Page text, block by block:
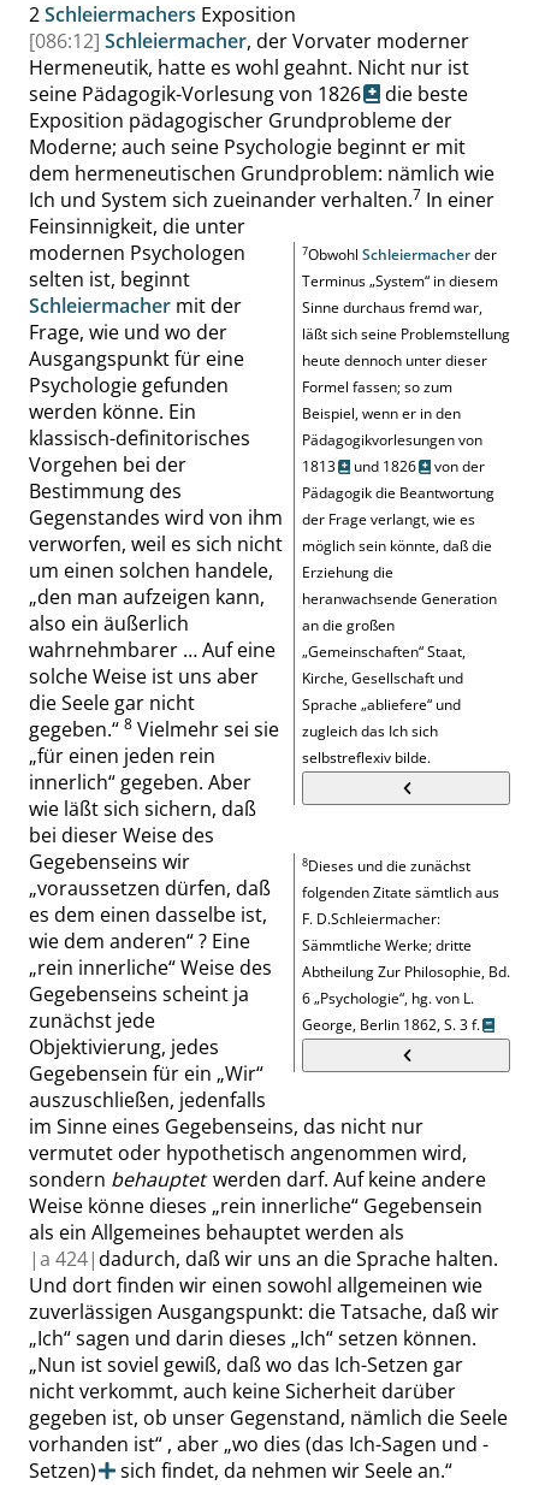
2Schleiermachers Exposition
[086:12] Schleiermacher, der Vorvater moderner
Hermeneutik, hatte es wohl geahnt. Nicht nur ist
seine Pädagogik-Vorlesung von 1826
die beste
Exposition pädagogischer Grundprobleme der
Moderne; auch seine Psychologie beginnt er mit
dem hermeneutischen Grundproblem: nämlich wie
Ich und System sich zueinander verhalten.7
7Obwohl Schleiermacherder
Terminus„System“ in diesem
Sinne durchaus fremd war,
läßt sichseine Problemstellung
heute dennoch unter dieser
Formel fassen; so zum
Beispiel, wenn er in den
Pädagogikvorlesungen von
1813
und 1826
von der
Pädagogik die Beantwortung
der Frage verlangt, wie es
möglich sein könnte, daß die
Erziehung die
heranwachsende Generation
an die großen
„Gemeinschaften“Staat,
Kirche, Gesellschaft und
Sprache„abliefere“ und
zugleich das Ich sich
selbstreflexiv bilde.
In einer
Feinsinnigkeit, die unter
modernen Psychologen
selten ist, beginnt
Schleiermacher mit der
Frage, wie und wo der
Ausgangspunkt für eine
Psychologie gefunden
werden könne. Ein
klassisch-definitorisches
Vorgehen bei der
Bestimmung des
Gegenstandes wird von ihm
verworfen, weil es sich nicht
um einen solchen handele,
„den man aufzeigen kann,
also ein äußerlich
wahrnehmbarer … Auf eine
solche Weise ist uns aber
die Seele gar nicht
gegeben.“ 8
8Dieses und die zunächst
folgenden Zitate sämtlich aus
F. D.Schleiermacher:
Sämmtliche Werke; dritte
Abtheilung Zur Philosophie, Bd.
6„Psychologie“, hg. von L.
George, Berlin 1862,S. 3 f.
Vielmehr sei sie
„für einen jeden rein
innerlich“ gegeben. Aber
wie läßt sich sichern, daß
bei dieser Weise des
Gegebenseins wir
„voraussetzen dürfen, daß
es dem einen dasselbe ist,
wie dem anderen“? Eine
„rein innerliche“Weise des
Gegebenseins scheint ja
zunächst jede
Objektivierung, jedes
Gegebensein für ein „Wir“
auszuschließen, jedenfalls
im Sinne eines Gegebenseins, das nicht nur
vermutet oder hypothetisch angenommen wird,
sondern behauptetwerden darf. Auf keine andere
Weise könne dieses „rein innerliche“ Gegebensein
als ein Allgemeines behauptet werden als
|a 424|dadurch, daß wir uns an die Sprache halten.
Und dort finden wir einen sowohl allgemeinen wie
zuverlässigen Ausgangspunkt: die Tatsache, daß wir
„Ich“sagen und darin dieses „Ich“setzen können.
„Nun ist soviel gewiß, daß wo das Ich-Setzen gar
nicht verkommt, auch keine Sicherheit darüber
gegeben ist, ob unser Gegenstand, nämlich die Seele
vorhanden ist“ , aber „wo dies (das Ich-Sagen und -
Setzen)
sich findet, da nehmen wir Seele an.“